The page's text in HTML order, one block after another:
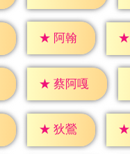
★ 阿翰 ★
★ 蔡阿嘎
★ 狄鶯 ★